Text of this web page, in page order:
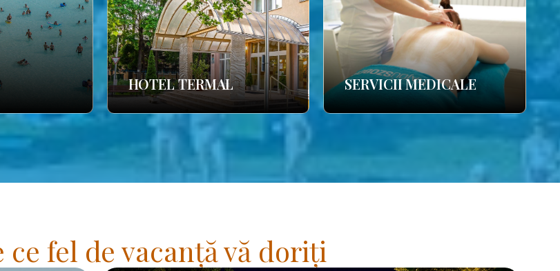
HOTEL TERMAL SERVICII MEDICALE
fel de vacanță vă doriți